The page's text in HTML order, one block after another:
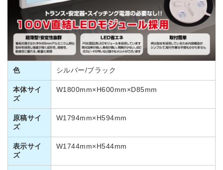
色 シルバー/ブラック
本体サイ
ズ
W1800mm×H600mm×D85mm
原稿サイ
ズ
W1794mm×H594mm
表示サイ
ズ
W1744mm×H544mm